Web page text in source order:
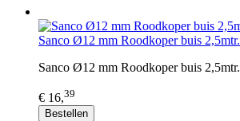
Sanco Ø12 mm Roodkoper buis 2,5mtr.
Sanco Ø12 mm Roodkoper buis 2,5mtr.
€ 16,39
Bestellen